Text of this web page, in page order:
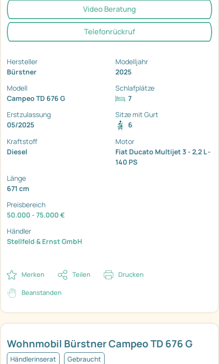
Wohnmobil Bürstner Campeo TD 676 G
Händlerinserat Gebraucht
Video Beratung
Telefonrückruf
Hersteller
Bürstner
Modelljahr
2025
Modell
Campeo TD 676 G
Schlafplätze
7
Erstzulassung
05/2025
Sitze mit Gurt
6
Kraftstoff
Diesel
Motor
Fiat Ducato Multijet 3 - 2,2 L -
140 PS
Länge
671 cm
Preisbereich
50.000 - 75.000 €
Händler
Stellfeld & Ernst GmbH
Merken Teilen Drucken
Beanstanden